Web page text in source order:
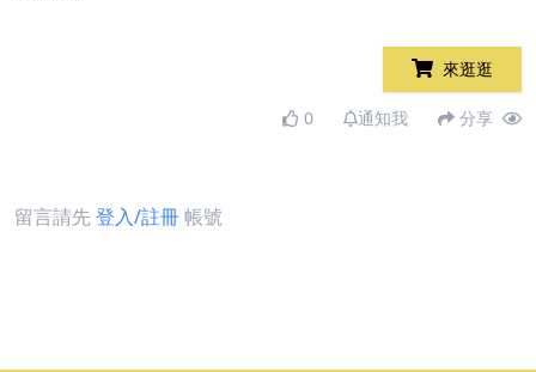
來逛逛
0 通知我 分享
留言請先登入/註冊帳號